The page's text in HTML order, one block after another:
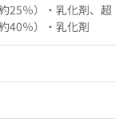
25％）・乳化剤、超
40％）・乳化剤